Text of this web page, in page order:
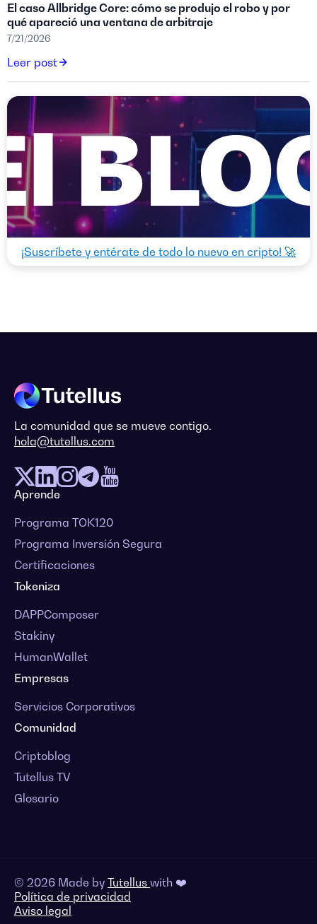
El caso Allbridge Core: cómo se produjo el robo y por
qué apareció una ventana de arbitraje
7/21/2026
Leer post
¡Suscríbete y entérate de todo lo nuevo en cripto! 🚀
La comunidad que se mueve contigo.
hola@tutellus.com
Aprende
Programa TOK120
Programa Inversión Segura
Certificaciones
Tokeniza
DAPPComposer
Stakiny
HumanWallet
Empresas
Servicios Corporativos
Comunidad
Criptoblog
Tutellus TV
Glosario
© 2026 Made by Tutellus with ❤️
Política de privacidad
Aviso legal